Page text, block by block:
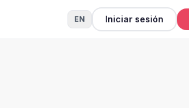
EN Iniciar sesión